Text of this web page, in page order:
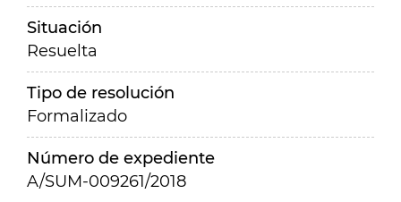
Situación
Resuelta
Tipo de resolución
Formalizado
Número de expediente
A/SUM-009261/2018